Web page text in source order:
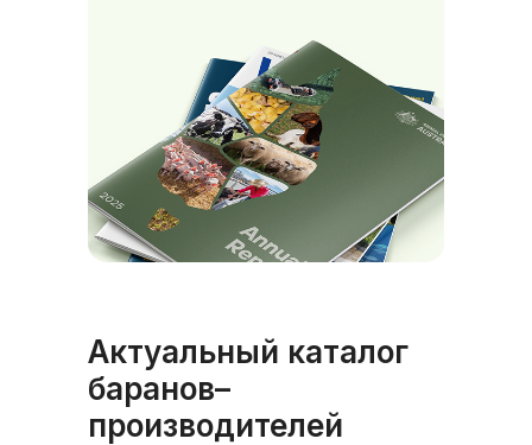
Актуальный каталог
баранов–
производителей